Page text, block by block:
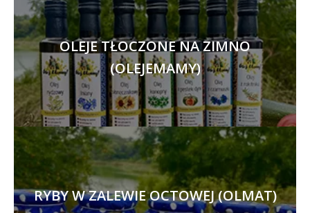
OLEJE TŁOCZONE NA ZIMNO
(OLEJEMAMY)
RYBY W ZALEWIE OCTOWEJ (OLMAT)